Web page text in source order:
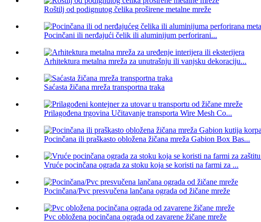
Roštilj od podignutog čelika proširene metalne mreže
Pocinčani ili nerđajući čelik ili aluminijum perforirani...
Arhitektura metalna mreža za unutrašnju ili vanjsku dekoraciju...
Saćasta žičana mreža transportna traka
Prilagođena trgovina Učitavanje transporta Wire Mesh Co...
Pocinčana ili praškasto obložena žičana mreža Gabion Box Bas...
Vruće pocinčana ograda za stoku koja se koristi na farmi za ...
Pocinčana/Pvc presvučena lančana ograda od žičane mreže
Pvc obložena pocinčana ograda od zavarene žičane mreže